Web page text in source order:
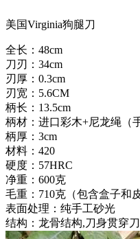
美国Virginia狗腿刀
全长：48cm
刀刃：34cm
刃厚：0.3cm
刃宽：5.6CM
柄长：13.5cm
柄材：进口彩木+尼龙绳（
柄厚：3cm
材料：420
硬度：57HRC
净重：600克
毛重：710克（包含盒子和
表面处理：纯手工砂光
结构：龙骨结构,刀身贯穿